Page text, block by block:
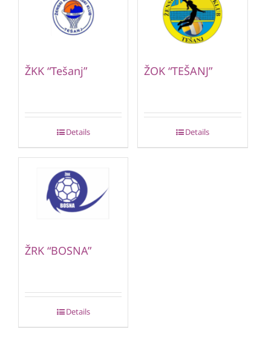
ŽKK “Tešanj”
Details
ŽOK “TEŠANJ”
Details
ŽRK “BOSNA”
Details